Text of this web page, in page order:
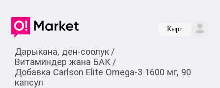
Кырг
Дарыкана, ден-соолук /
Витаминдер жана БАК /
Добавка Carlson Elite Omega-3 1600 мг, 90
капсул